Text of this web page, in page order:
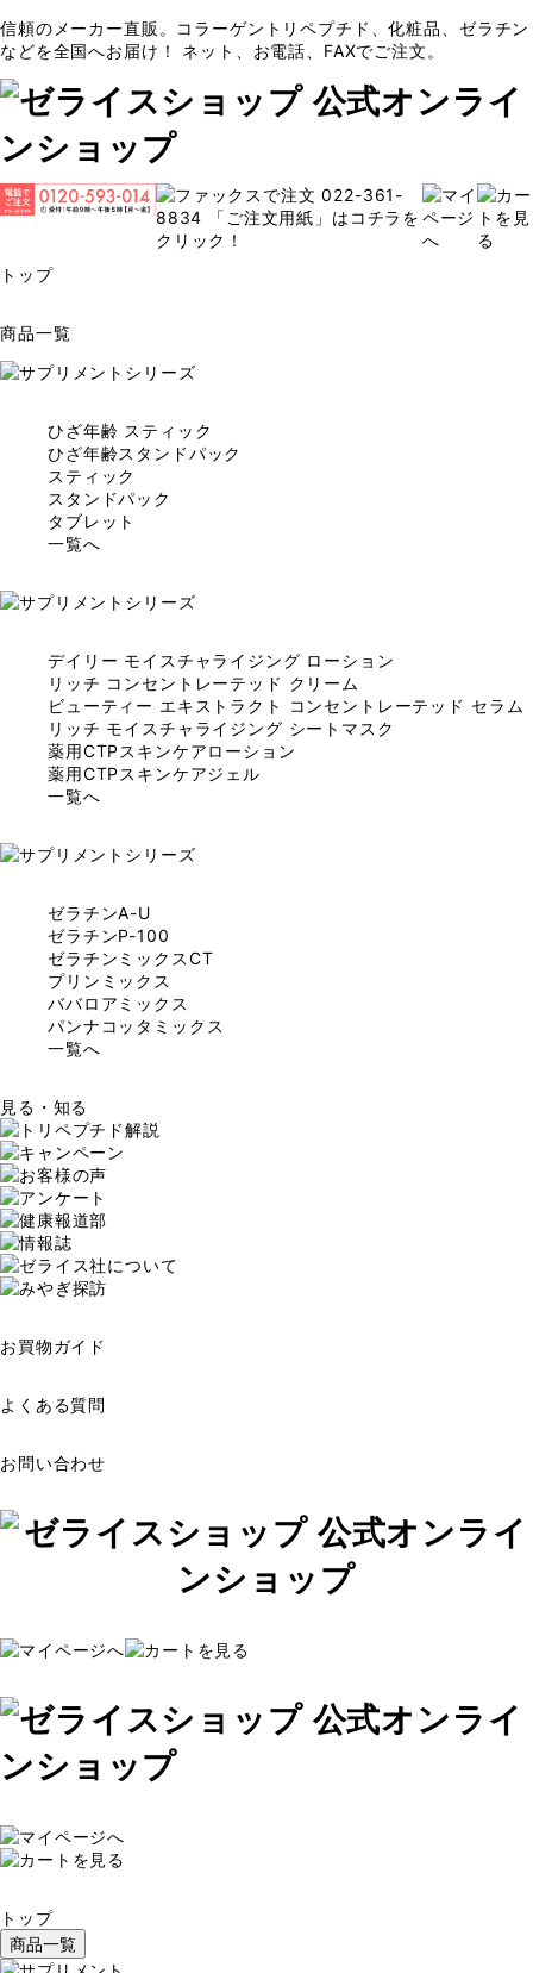
信頼のメーカー直販。コラーゲントリペプチド、化粧品、ゼラチン
などを全国へお届け！ ネット、お電話、FAXでご注文。
トップ
商品一覧
ひざ年齢 スティック
ひざ年齢スタンドパック
スティック
スタンドパック
タブレット
一覧へ
デイリー モイスチャライジング ローション
リッチ コンセントレーテッド クリーム
ビューティー エキストラクト コンセントレーテッド セラム
リッチ モイスチャライジング シートマスク
薬用CTPスキンケアローション
薬用CTPスキンケアジェル
一覧へ
ゼラチンA-U
ゼラチンP-100
ゼラチンミックスCT
プリンミックス
ババロアミックス
パンナコッタミックス
一覧へ
見る・知る
お買物ガイド
よくある質問
お問い合わせ
トップ
商品一覧